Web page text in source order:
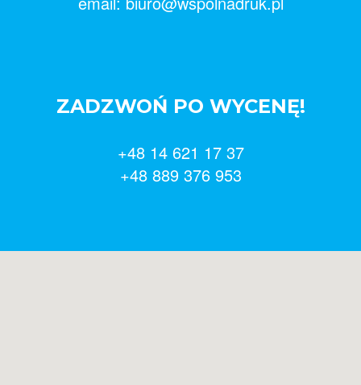
ZADZWOŃ PO WYCENĘ!
+48 14 621 17 37
+48 889 376 953